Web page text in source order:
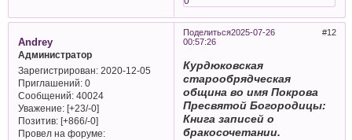
Поделиться 12
2025-07-26
00:57:26
Andrey
Администратор
Зарегистрирован: 2020-12-05
Приглашений:0
Сообщений:40024
Уважение: [+23/-0]
Позитив: [+866/-0]
Провел на форуме:
Курдюковская
старообрядческая
община во имя Покрова
Пресвятой Богородицы:
Книга записей о
бракосочетании.